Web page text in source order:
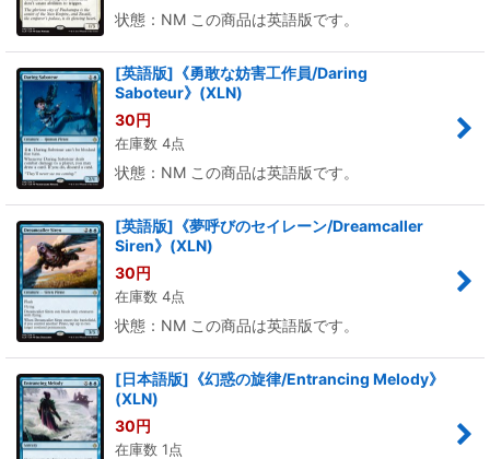
状態：NM この商品は英語版です。
[英語版]《勇敢な妨害工作員/Daring
Saboteur》(XLN)
30円
在庫数 4点
状態：NM この商品は英語版です。
[英語版]《夢呼びのセイレーン/Dreamcaller
Siren》(XLN)
30円
在庫数 4点
状態：NM この商品は英語版です。
[日本語版]《幻惑の旋律/Entrancing Melody》
(XLN)
30円
在庫数 1点